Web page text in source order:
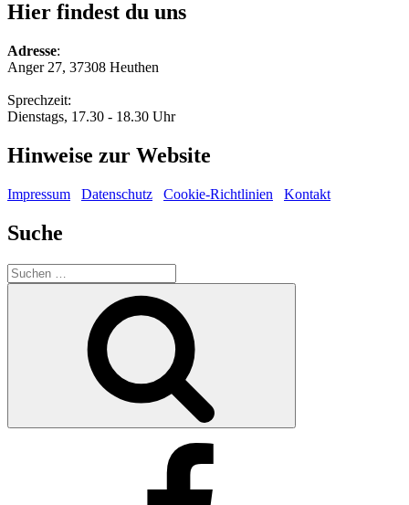
Hier findest du uns
Adresse:
Anger 27, 37308 Heuthen
Sprechzeit:
Dienstags, 17.30 - 18.30 Uhr
Hinweise zur Website
Impressum Datenschutz Cookie-Richtlinien Kontakt
Suche
Suche
nach: